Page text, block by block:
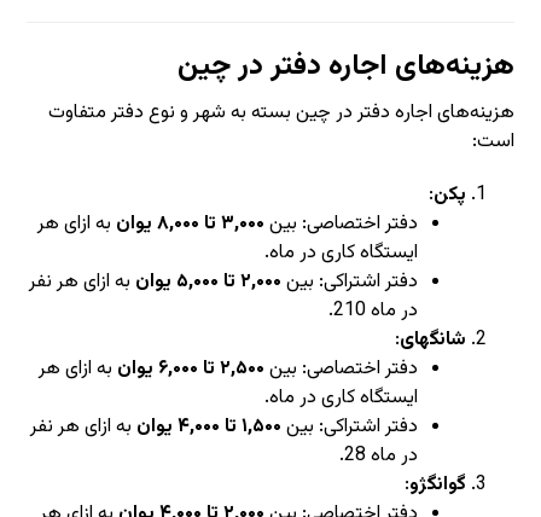
هزینه‌های اجاره دفتر در چین
هزینه‌های اجاره دفتر در چین بسته به شهر و نوع دفتر متفاوت
است:
پکن:
دفتر اختصاصی: بین ۳,۰۰۰ تا ۸,۰۰۰ یوان
به ازای هر
ایستگاه کاری در ماه.
دفتر اشتراکی: بین ۲,۰۰۰ تا ۵,۰۰۰ یوان
به ازای هر نفر
در ماه
210
.
شانگهای:
دفتر اختصاصی: بین ۲,۵۰۰ تا ۶,۰۰۰ یوان
به ازای هر
ایستگاه کاری در ماه.
دفتر اشتراکی: بین ۱,۵۰۰ تا ۴,۰۰۰ یوان
به ازای هر نفر
در ماه 28
.
گوانگژو: